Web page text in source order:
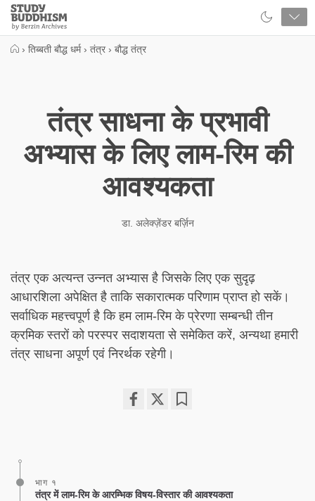
Close
Study
Buddhism
› तिब्बती बौद्ध धर्म › तंत्र › बौद्ध तंत्र
तंत्र साधना के प्रभावी
अभ्यास के लिए लाम-रिम की
आवश्यकता
डा. अलेक्ज़ेंडर बर्ज़िन
तंत्र एक अत्यन्त उन्नत अभ्यास है जिसके लिए एक सुदृढ़
आधारशिला अपेक्षित है ताकि सकारात्मक परिणाम प्राप्त हो सकें।
सर्वाधिक महत्त्वपूर्ण है कि हम लाम-रिम के प्रेरणा सम्बन्धी तीन
क्रमिक स्तरों को परस्पर सदाशयता से समेकित करें, अन्यथा हमारी
तंत्र साधना अपूर्ण एवं निरर्थक रहेगी।
भाग १
तंत्र में लाम-रिम के आरम्भिक विषय-विस्तार की आवश्यकता